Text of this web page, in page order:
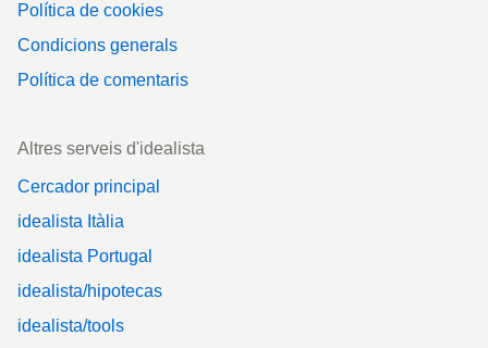
Política de cookies
Condicions generals
Política de comentaris
Altres serveis d'idealista
Cercador principal
idealista Itàlia
idealista Portugal
idealista/hipotecas
idealista/tools